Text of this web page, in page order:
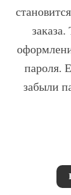
пароля.
забыли